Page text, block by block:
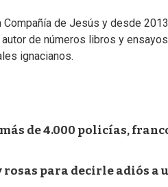
de Jesús y desde
de números libros y
ignacianos.
de 4.000 policías,
para decirle adiós a